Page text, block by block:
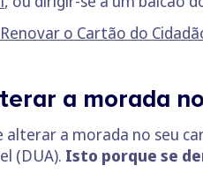
o Cartão do
a morada
alterar a morada no seu
(DUA). Isto porque se